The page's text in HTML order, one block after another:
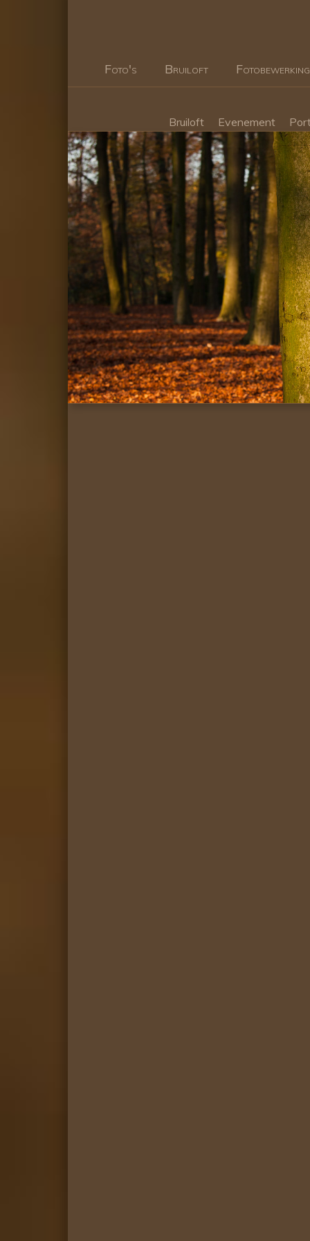
Foto's Bruiloft Fotobewerking
Bruiloft Evenement